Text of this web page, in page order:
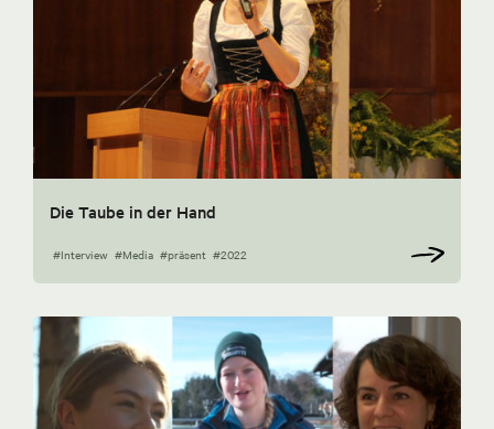
Die Taube in der Hand
#Interview #Media #präsent #2022